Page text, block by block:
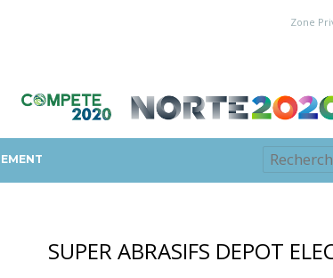
Zone
SUPER ABRASIFS DEPOT